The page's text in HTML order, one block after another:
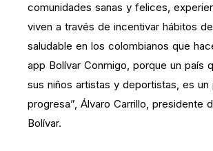
comunidades sanas y felices,
viven a través de incentivar hábitos
saludable en los colombianos que
app Bolívar Conmigo, porque un país
sus niños artistas y deportistas, es un
progresa”, Álvaro Carrillo, presidente
Bolívar.